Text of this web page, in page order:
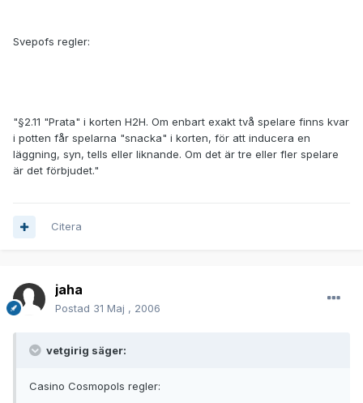
Svepofs regler:
"§2.11 "Prata" i korten H2H. Om enbart exakt två spelare finns kvar
i potten får spelarna "snacka" i korten, för att inducera en
läggning, syn, tells eller liknande. Om det är tre eller fler spelare
är det förbjudet."
Citera
jaha
Postad 31 Maj , 2006
vetgirig säger:
Casino Cosmopols regler: